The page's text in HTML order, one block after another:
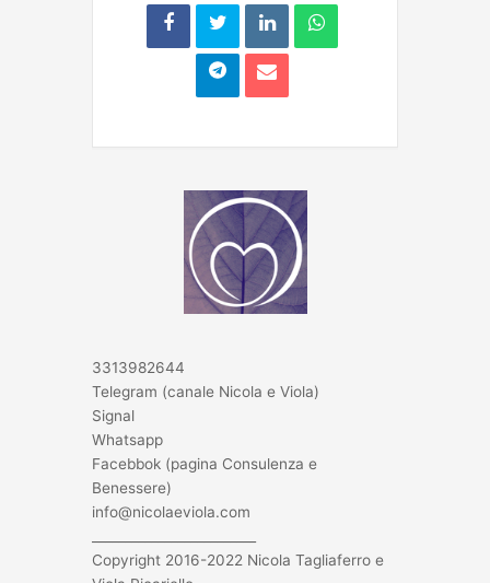
3313982644
Telegram (canale Nicola e Viola)
Signal
Whatsapp
Facebbok (pagina Consulenza e
Benessere)
info@nicolaeviola.com
Copyright 2016-2022 Nicola Tagliaferro e